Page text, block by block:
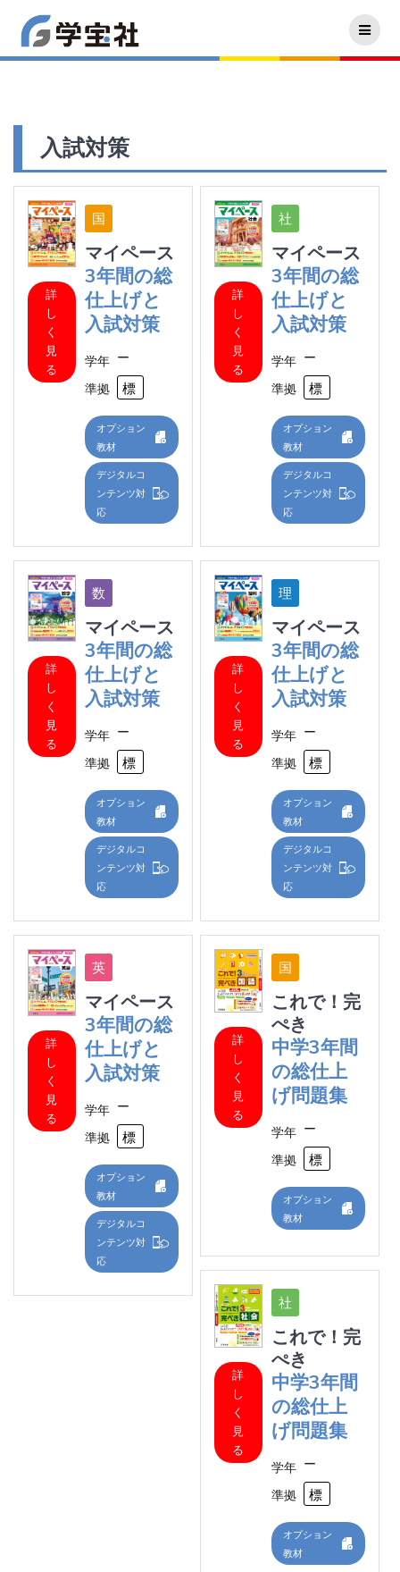
入試対策
詳
し
く
見
る
マイペース
3年間の総
仕上げと
入試対策
学年 ー
準拠
標準
オプション
教材
デジタルコ
ンテンツ対
応
詳
し
く
見
る
マイペース
3年間の総
仕上げと
入試対策
学年 ー
準拠
標
オプション
教材
デジタルコ
ンテンツ対
応
詳
し
く
見
る
マイペース
3年間の総
仕上げと
入試対策
学年 ー
準拠
標準
オプション
教材
デジタルコ
ンテンツ対
応
詳
し
く
見
る
マイペース
3年間の総
仕上げと
入試対策
学年 ー
準拠
標
オプション
教材
デジタルコ
ンテンツ対
応
詳
し
く
見
る
マイペース
3年間の総
仕上げと
入試対策
学年 ー
準拠
標準
オプション
教材
デジタルコ
ンテンツ対
応
詳
し
く
見
る
これで！完
ぺき
中学3年間
の総仕上
げ問題集
学年 ー
準拠
標
オプション
教材
詳
し
く
見
る
これで！完
ぺき
中学3年間
の総仕上
げ問題集
学年 ー
準拠
標
オプション
教材